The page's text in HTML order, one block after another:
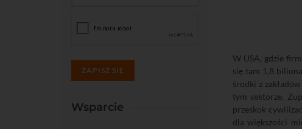
W USA, gdzie
się tam 1,8
środki z
tym sektorze.
przeskok
dla większości
ZAPISZ SIĘ
Wsparcie